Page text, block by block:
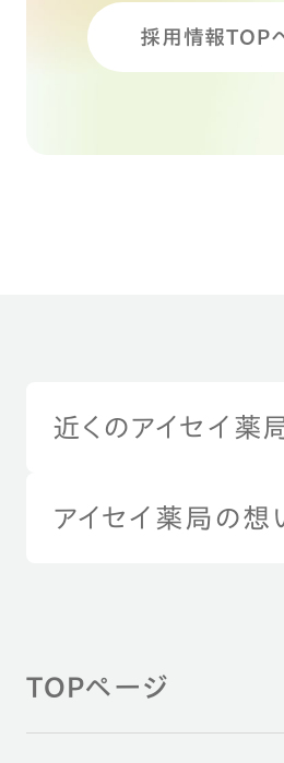
採用情報TOP
近くのアイセイ薬
アイセイ薬局の想
TOPページ